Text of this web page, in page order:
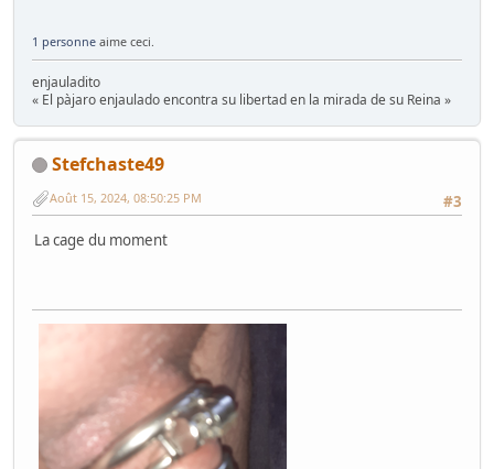
1 personne aime ceci.
enjauladito
« El pàjaro enjaulado encontra su libertad en la mirada de su Reina »
Stefchaste49
#3
Août 15, 2024, 08:50:25 PM
La cage du moment